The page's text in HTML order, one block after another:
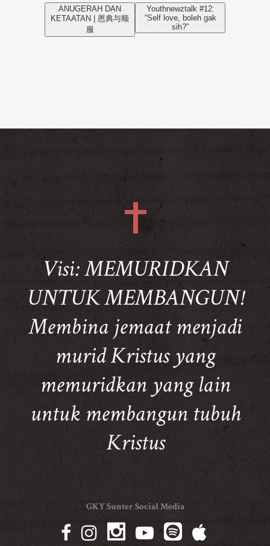
ANUGERAH DAN
KETAATAN | 恩典与顺
服
Youthnewztalk #12:
“Self love, boleh gak
sih?”
Visi: MEMURIDKAN
UNTUK MEMBANGUN!
Membina jemaat menjadi
murid Kristus yang
memuridkan yang lain
untuk membangun tubuh
Kristus
GKY Sunter Social Media